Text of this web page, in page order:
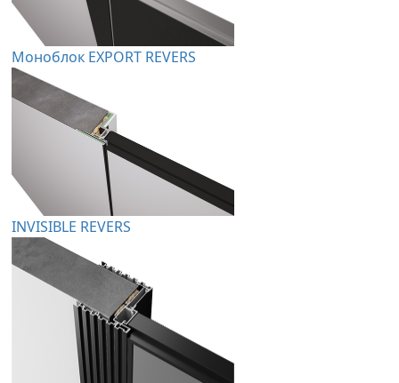
Моноблок EXPORT REVERS
INVISIBLE REVERS